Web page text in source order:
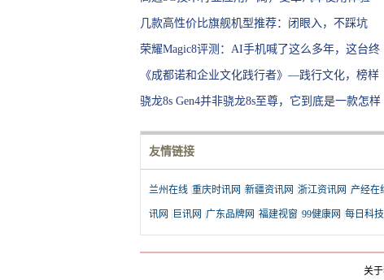
几款高性价比旗舰机型推荐：闭眼入，不踩坑
荣耀Magic8评测：AI手机喊了这么多年，这台终
于像个“管家”了
《成都诺和企业文化践行者》—践行文化，榜样
力量
骁龙8s Gen4并非骁龙8s至尊，它到底是一款怎样
友情链接
兰州在线 重庆时讯网 新疆资讯网 浙江资讯网 产经在
讯网 巨讯网 广东品牌网 福建视窗 99健康网 每日科
关于